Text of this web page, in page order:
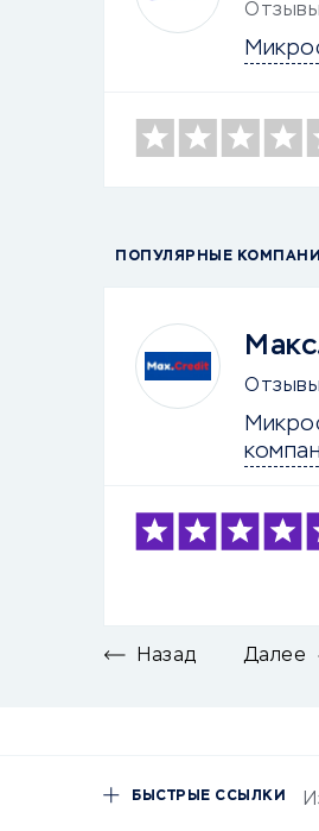
Отзывы
ПОПУЛЯРНЫЕ
Отзывы
Назад Далее
БЫСТРЫЕ ССЫЛКИ